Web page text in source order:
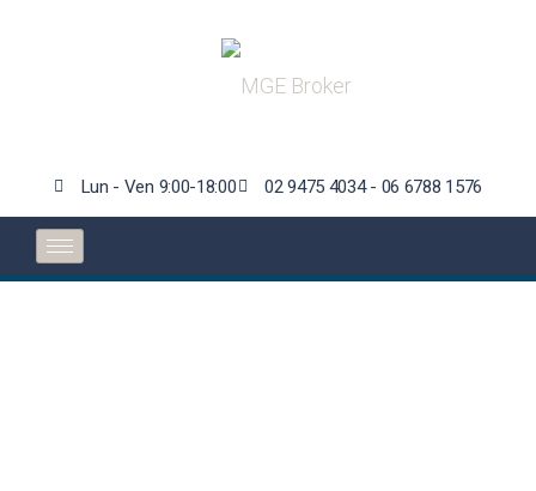
Lun - Ven 9:00-18:00 02 9475 4034 - 06 6788 1576